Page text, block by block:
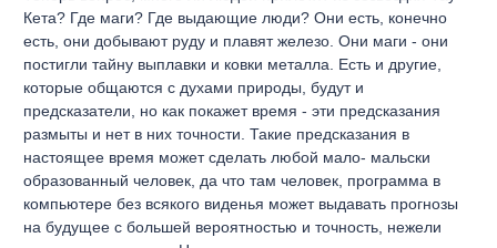
Кета? Где маги? Где выдающие люди? Они есть, конечно
есть, они добывают руду и плавят железо. Они маги - они
постигли тайну выплавки и ковки металла. Есть и другие,
которые общаются с духами природы, будут и
предсказатели, но как покажет время - эти предсказания
размыты и нет в них точности. Такие предсказания в
настоящее время может сделать любой мало- мальски
образованный человек, да что там человек, программа в
компьютере без всякого виденья может выдавать прогнозы
на будущее с большей вероятностью и точность, нежели